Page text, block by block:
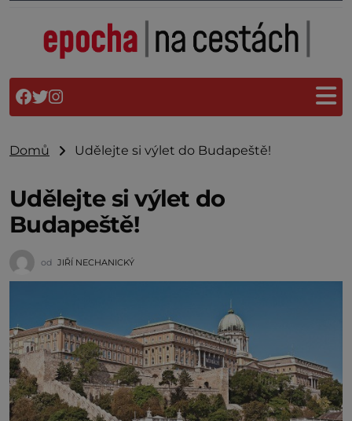
Domů Udělejte si výlet do Budapeště!
Udělejte si výlet do
Budapeště!
od JIŘÍ NECHANICKÝ